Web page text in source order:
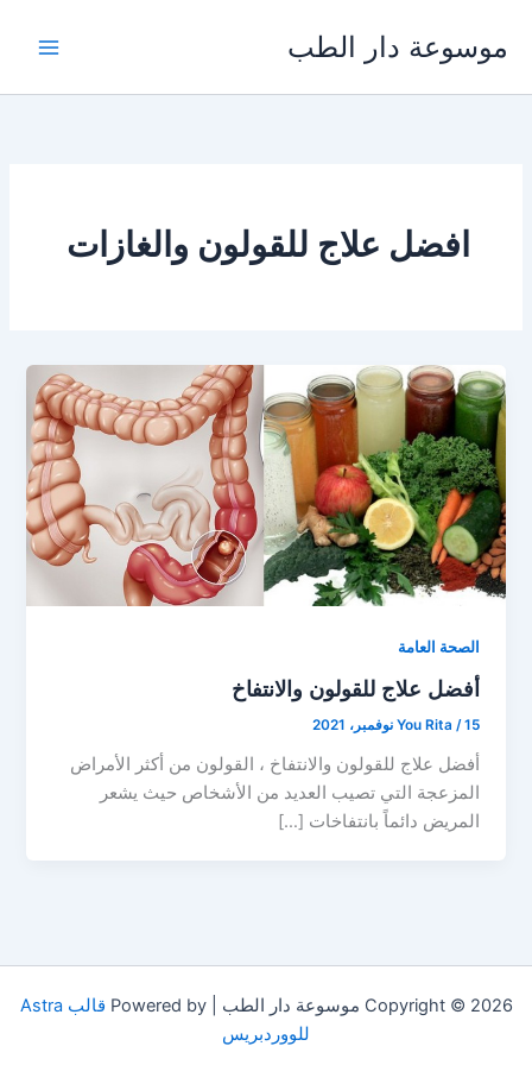
المحتوى
موسوعة دار الطب
افضل علاج للقولون والغازات
الصحة العامة
أفضل علاج للقولون والانتفاخ
You Rita /15 نوفمبر، 2021
أفضل علاج للقولون والانتفاخ ، القولون من أكثر الأمراض
المزعجة التي تصيب العديد من الأشخاص حيث يشعر
المريض دائماً بانتفاخات […]
Copyright © 2026 موسوعة دار الطب | Powered by
قالب Astra
للووردبريس